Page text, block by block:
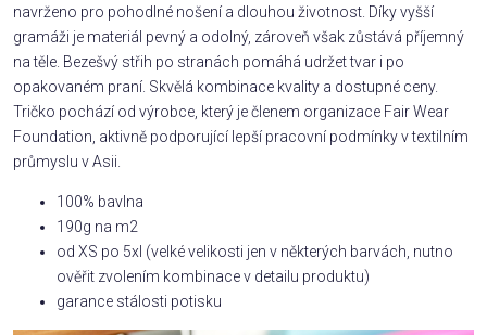
navrženo pro pohodlné nošení a dlouhou životnost. Díky vyšší
gramáži je materiál pevný a odolný, zároveň však zůstává příjemný
na těle. Bezešvý střih po stranách pomáhá udržet tvar i po
opakovaném praní. Skvělá kombinace kvality a dostupné ceny.
Tričko pochází od výrobce, který je členem organizace Fair Wear
Foundation, aktivně podporující lepší pracovní podmínky v textilním
průmyslu v Asii.
100% bavlna
190g na m2
od XS po 5xl (velké velikosti jen v některých barvách, nutno
ověřit zvolením kombinace v detailu produktu)
garance stálosti potisku